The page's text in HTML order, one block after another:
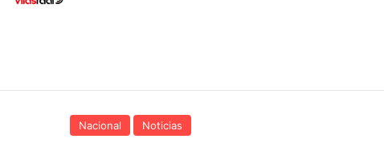
Nacional Noticias